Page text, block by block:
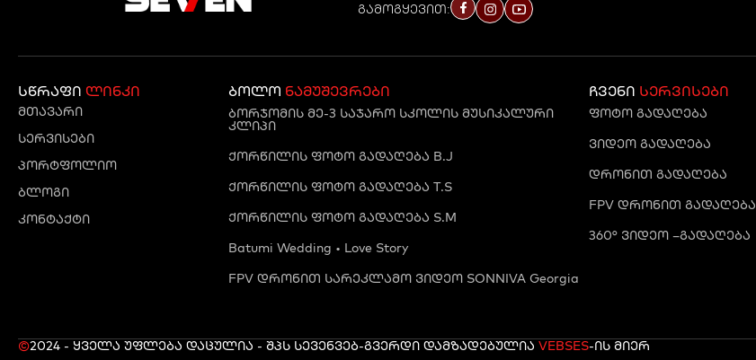
გამოგყევით:
სწრაფი ლინკი
მთავარი
სერვისები
პორტფოლიო
ბლოგი
კონტაქტი
ბოლო ნამუშევრები
ბორჯომის მე-3 საჯარო სკოლის მუსიკალური
კლიპი
ქორწილის ფოტო გადაღება B.J
ქორწილის ფოტო გადაღება T.S
ქორწილის ფოტო გადაღება S.M
Batumi Wedding • Love Story
FPV დრონით სარეკლამო ვიდეო SONNIVA Georgia
ჩვენი სერვისები
ფოტო გადაღება
ვიდეო გადაღება
დრონით გადაღება
FPV დრონით გადაღება
360° ვიდეო –გადაღება
©2024 - ყველა უფლება დაცულია - შპს სევენვებ-გვერდი დამზადებულია VEBSES-ის მიერ